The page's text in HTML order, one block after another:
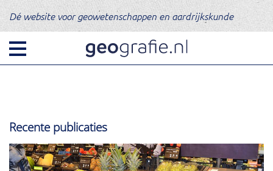
Dé website voor geowetenschappen en aardrijkskunde
Recente publicaties